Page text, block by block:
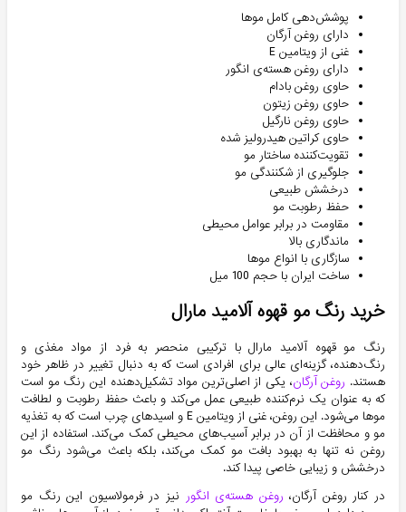
پوشش‌دهی کامل موها
دارای روغن آرگان
غنی از ویتامین E
دارای روغن هسته‌ی انگور
حاوی روغن بادام
حاوی روغن زیتون
حاوی روغن نارگیل
حاوی کراتین هیدرولیز شده
تقویت‌کننده ساختار مو
جلوگیری از شکنندگی مو
درخشش طبیعی
حفظ رطوبت مو
مقاومت در برابر عوامل محیطی
ماندگاری بالا
سازگاری با انواع موها
ساخت ایران با حجم 100 میل
خرید رنگ مو قهوه آلامید مارال
رنگ مو قهوه آلامید مارال با ترکیبی منحصر به فرد از مواد مغذی و
رنگ‌دهنده، گزینه‌ای عالی برای افرادی است که به دنبال تغییر در ظاهر خود
هستند. روغن آرگان، یکی از اصلی‌ترین مواد تشکیل‌دهنده این رنگ مو است
که به عنوان یک نرم‌کننده طبیعی عمل می‌کند و باعث حفظ رطوبت و لطافت
موها می‌شود. این روغن، غنی از ویتامین E و اسیدهای چرب است که به تغذیه
مو و محافظت از آن در برابر آسیب‌های محیطی کمک می‌کند. استفاده از این
روغن نه تنها به بهبود بافت مو کمک می‌کند، بلکه باعث می‌شود رنگ مو
درخشش و زیبایی خاصی پیدا کند.
در کنار روغن آرگان، روغن هسته‌ی انگور نیز در فرمولاسیون این رنگ مو